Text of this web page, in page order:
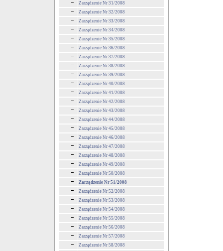
Zarządzenie Nr 31/2008
Zarządzenie Nr 32/2008
Zarządzenie Nr 33/2008
Zarządzenie Nr 34/2008
Zarządzenie Nr 35/2008
Zarządzenie Nr 36/2008
Zarządzenie Nr 37/2008
Zarządzenie Nr 38/2008
Zarządzenie Nr 39/2008
Zarządzenie Nr 40/2008
Zarządzenie Nr 41/2008
Zarządzenie Nr 42/2008
Zarządzenie Nr 43/2008
Zarządzenie Nr 44/2008
Zarządzenie Nr 45/2008
Zarządzenie Nr 46/2008
Zarządzenie Nr 47/2008
Zarządzenie Nr 48/2008
Zarządzenie Nr 49/2008
Zarządzenie Nr 50/2008
Zarządzenie Nr 51/2008
Zarządzenie Nr 52/2008
Zarządzenie Nr 53/2008
Zarządzenie Nr 54/2008
Zarządzenie Nr 55/2008
Zarządzenie Nr 56/2008
Zarządzenie Nr 57/2008
Zarządzenie Nr 58/2008